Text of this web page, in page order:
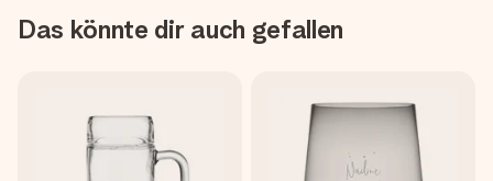
Das könnte dir auch gefallen